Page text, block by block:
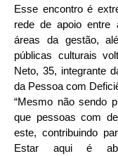
Esse encontro é
rede de apoio entre
áreas da gestão,
públicas culturais
Neto, 35, integrante
da Pessoa com
“Mesmo não sendo
que pessoas com
este, contribuindo
Estar aqui é